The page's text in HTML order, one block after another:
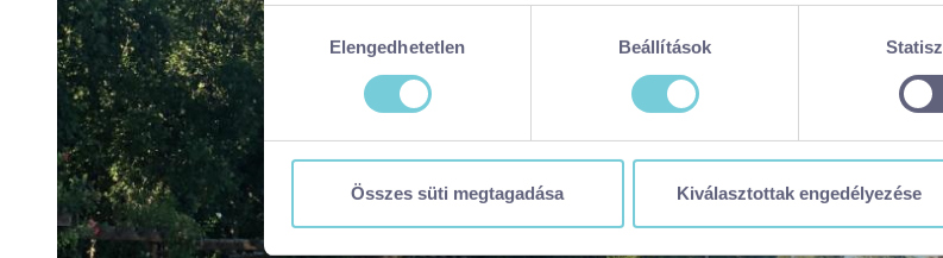
Az Ön készülékén beazonosítása annak konkrét tulajdonságainak
Tudjon meg többet személyes adatainak feldolgozási módjairól és adja meg
módosíthatja vagy visszavonhatja a Sütinyilatkozathoz való hozzájárulását.
biztonságos böngészés mellett a legjobb felhasználói élményt nyújtsa. Ha
használatáról és arról, hogyan módosíthatja a beállításokat, kattintson ide a
Hozzájárulás
kiválasztásaElengedhetetlen Beállítások
Összes süti megtagadása Kiválasztottak engedélyezése